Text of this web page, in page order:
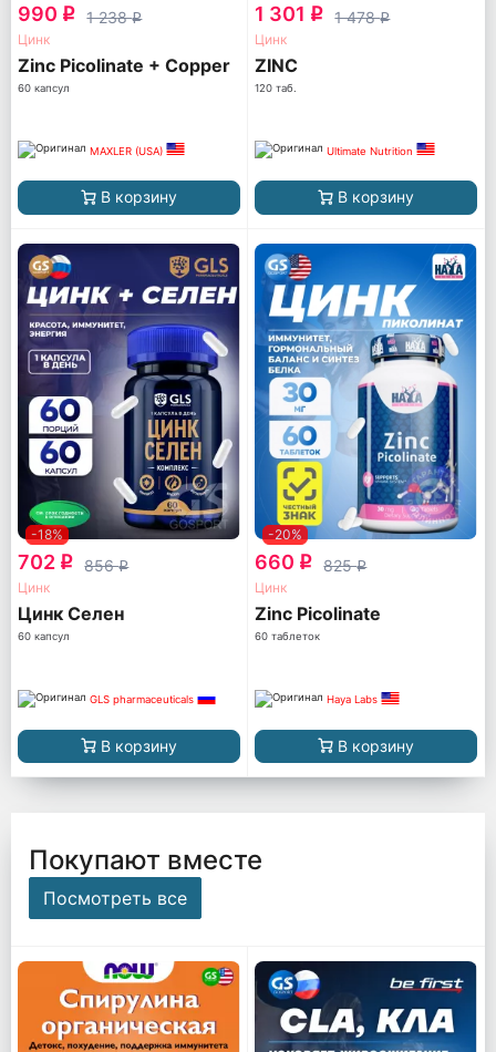
990 q 1 238q
Цинк
Zinc Picolinate + Copper
60 капсул
MAXLER (USA)
В корзину
1 301 q 1 478q
Цинк
ZINC
120 таб.
Ultimate Nutrition
В корзину
-18%
702 q 856q
Цинк
Цинк Селен
60 капсул
GLS pharmaceuticals
В корзину
-20%
660 q 825q
Цинк
Zinc Picolinate
60 таблеток
Haya Labs
В корзину
Покупают вместе
Посмотреть все